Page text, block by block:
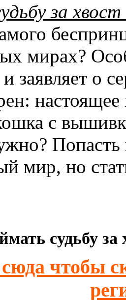
за
мирах?
заявляет о
с
мир, но
судьбу за
чтобы